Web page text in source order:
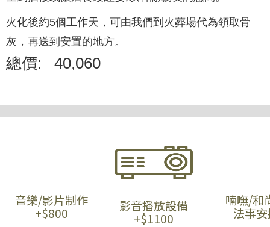
火化後約5個工作天，可由我們到火葬場代為領取骨
灰，再送到安置的地方。
總價: 40,060
音樂/影片制作
+$800
影音播放設備
+$1100
喃嘸/和
法事